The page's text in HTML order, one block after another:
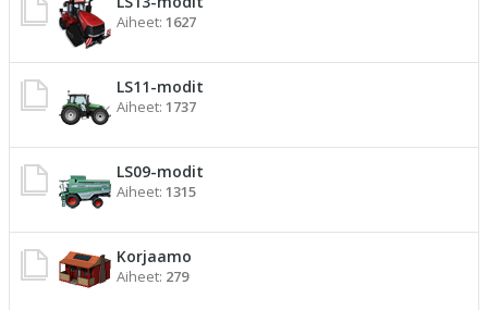
Aiheet: 1627
LS11-modit
Aiheet: 1737
LS09-modit
Aiheet: 1315
Korjaamo
Aiheet: 279